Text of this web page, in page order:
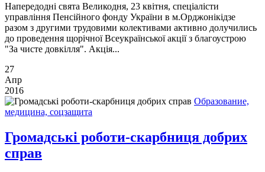
Напередодні свята Великодня, 23 квітня, спеціалісти
управління Пенсійного фонду України в м.Орджонікідзе
разом з другими трудовими колективами активно долучились
до проведення щорічної Всеукраїнської акції з благоустрою
"За чисте довкілля". Акція...
27
Апр
2016
Образование,
медицина, соцзащита
Громадські роботи-скарбниця добрих
справ